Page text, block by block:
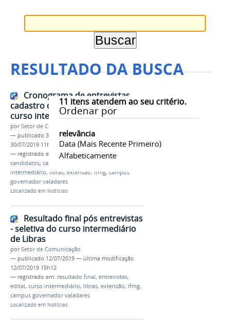
RESULTADO DA BUSCA
11 itens atendem ao seu critério.
Ordenar por
relevância
Data (mais Recente Primeiro)
Alfabeticamente
Cronograma de entrevistas
cadastro de reserva - seletiva do
curso intermediário de Libras
porSetor de Comunicação
— publicado 30/07/2019—última modificação
30/07/2019 11h09
— registrado em:
cronograma,entrevistas
candidatos, cadastro de reserva
intermediário, libras, extensão, ifmg, campus
governador valadares
Localizado em Notícias
Resultado final pós entrevistas
- seletiva do curso intermediário
de Libras
porSetor de Comunicação
— publicado 12/07/2019 — última modificação
12/07/2019 15h12
— registrado em: resultado final, entrevistas,
edital, curso intermediário, libras, extensão, ifmg,
campus governador valadares
Localizado em Notícias